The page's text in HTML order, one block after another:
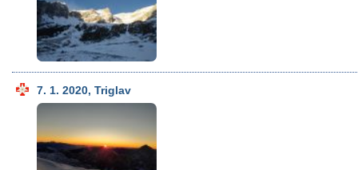
7. 1. 2020, Triglav